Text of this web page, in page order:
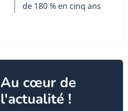
de 180 % en cinq ans
Au cœur de
l'actualité !